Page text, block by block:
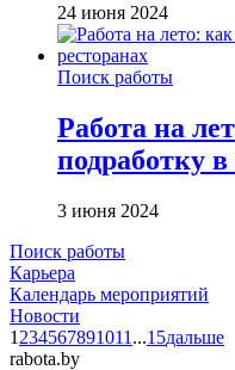
24 июня 2024
Поиск работы
Работа на
подработку
3 июня 2024
Поиск работы
Карьера
Календарь мероприятий
Новости
1 234567891011 ...15дальше
rabota.by